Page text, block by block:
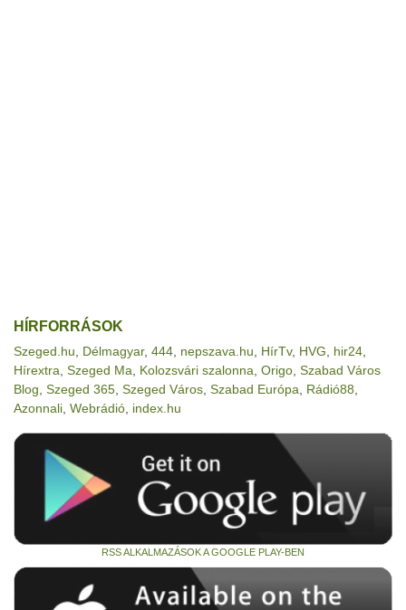
HÍRFORRÁSOK
Szeged.hu Délmagyar, 444 nepszava.hu HírTv, HVG hir24
Hírextra Szeged Ma Kolozsvári szalonna Origo Szabad Város
Blog Szeged 365 Szeged Város Szabad Európa Rádió88
Azonnali Webrádió index.hu
RSS ALKALMAZÁSOK A GOOGLE PLAY-BEN